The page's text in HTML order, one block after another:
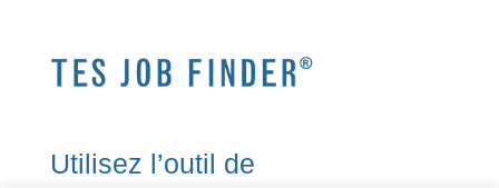
Utilisez l’outil de